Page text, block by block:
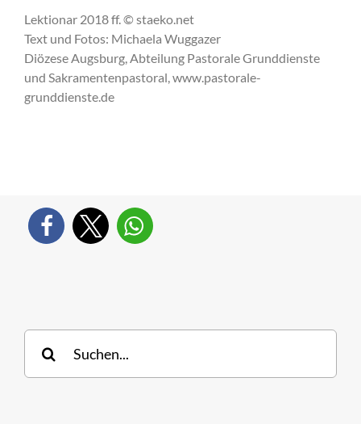
Lektionar 2018 ff. © staeko.net
Text und Fotos: Michaela Wuggazer
Diözese Augsburg, Abteilung Pastorale Grunddienste
und Sakramentenpastoral, www.pastorale-
grunddienste.de
nach: